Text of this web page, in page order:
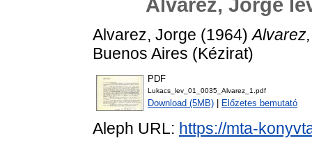
Alvarez, Jorge
Alvarez, Jorge (1964)
Buenos Aires (Kézirat)
PDF
Lukacs_lev_01_0035_Alvarez_1.pdf
Download (5MB) Előzetes bemutató
Aleph URL: https://mta-